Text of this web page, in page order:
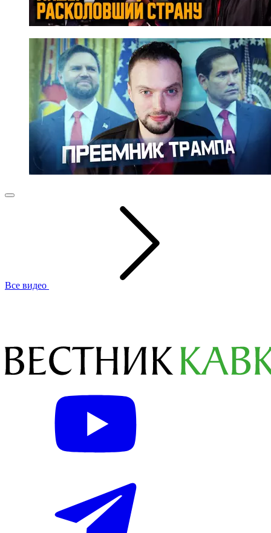
Все видео